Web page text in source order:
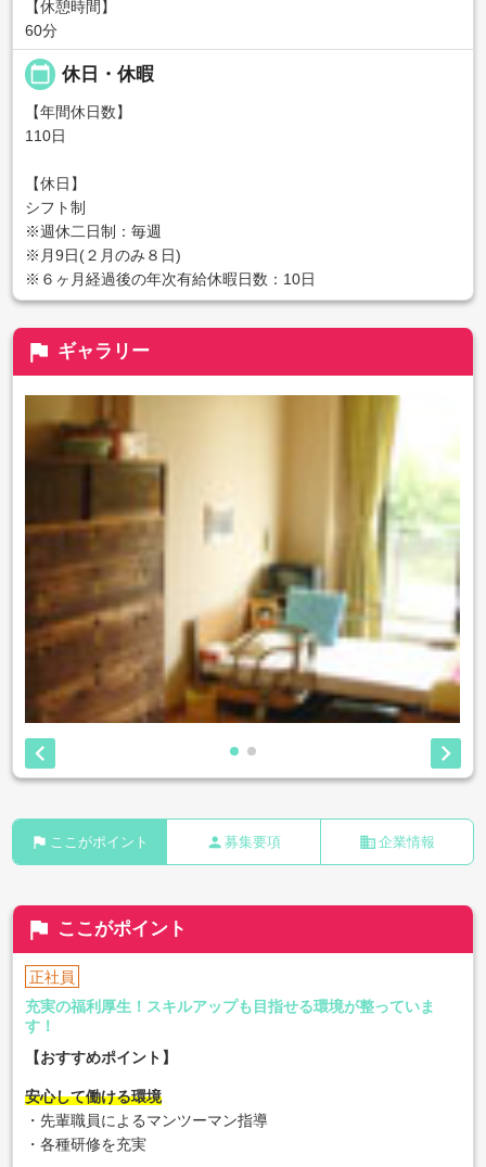
【休憩時間】
60分
calendar_today 休日・休暇
【年間休日数】
110日
【休日】
シフト制
※週休二日制：毎週
※月9日(２月のみ８日)
※６ヶ月経過後の年次有給休暇日数：10日
flag ギャラリー
 
flag ここがポイント person 募集要項 business 企業情報
flag ここがポイント
正社員
充実の福利厚生！スキルアップも目指せる環境が整っていま
す！
【おすすめポイント】
安心して働ける環境
・先輩職員によるマンツーマン指導
・各種研修を充実